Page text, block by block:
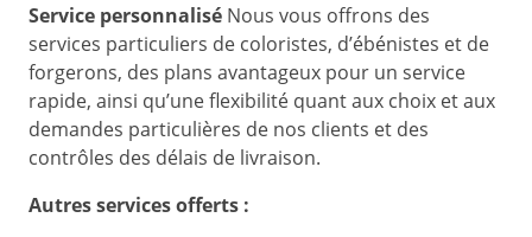
Service personnalisé Nous vous offrons des
services particuliers de coloristes, d’ébénistes et de
forgerons, des plans avantageux pour un service
rapide, ainsi qu’une flexibilité quant aux choix et aux
demandes particulières de nos clients et des
contrôles des délais de livraison.
Autres services offerts :